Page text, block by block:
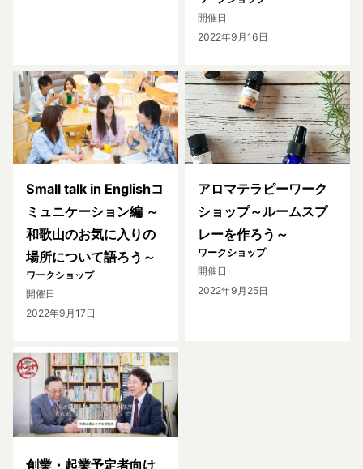
開催日
2022年9月16日
Small talk in Englishコ
ミュニケーション編 ～
和歌山のお気に入りの
場所について語ろう～
ワークショップ
開催日
2022年9月17日
アロマテラピーワーク
ショップ～ルームスプ
レーを作ろう～
ワークショップ
開催日
2022年9月25日
創業・起業予定者向け